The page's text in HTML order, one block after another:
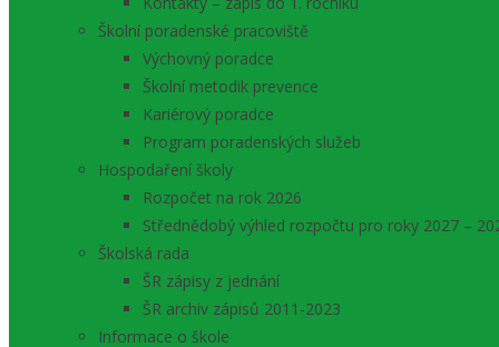
Školní poradenské pracoviště
Výchovný poradce
Školní metodik prevence
Kariérový poradce
Program poradenských služeb
Hospodaření školy
Rozpočet na rok 2026
Střednědobý výhled rozpočtu pro roky 2027 –
Školská rada
ŠR zápisy z jednání
ŠR archiv zápisů 2011-2023
Informace o škole